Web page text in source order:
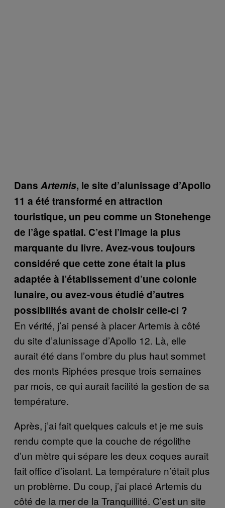
Dans Artemis, le site d’alunissage d’Apollo
11 a été transformé en attraction
touristique, un peu comme un Stonehenge
de l’âge spatial. C’est l’image la plus
marquante du livre. Avez-vous toujours
considéré que cette zone était la plus
adaptée à l’établissement d’une colonie
lunaire, ou avez-vous étudié d’autres
possibilités avant de choisir celle-ci ?
En vérité, j’ai pensé à placer Artemis à côté
du site d’alunissage d’Apollo 12. Là, elle
aurait été dans l’ombre du plus haut sommet
des monts Riphées presque trois semaines
par mois, ce qui aurait facilité la gestion de sa
température.
Après, j’ai fait quelques calculs et je me suis
rendu compte que la couche de régolithe
d’un mètre qui sépare les deux coques aurait
fait office d’isolant. La température n’était plus
un problème. Du coup, j’ai placé Artemis du
côté de la mer de la Tranquillité. C’est un site